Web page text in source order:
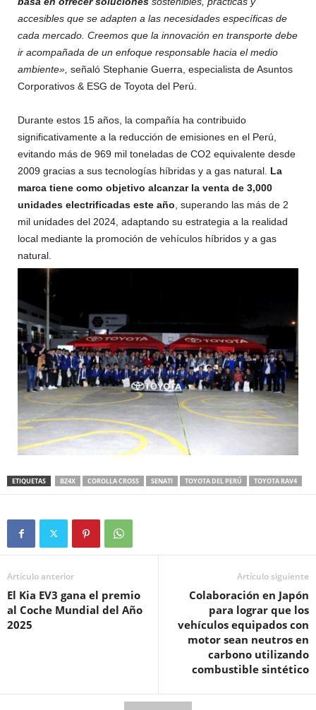
accesibles que se adapten a las necesidades específicas de
cada mercado. Creemos que la innovación en transporte debe
ir acompañada de un enfoque responsable hacia el medio
ambiente», señaló Stephanie Guerra, especialista de Asuntos
Corporativos & ESG de Toyota del Perú.
Durante estos 15 años, la compañía ha contribuido
significativamente a la reducción de emisiones en el Perú,
evitando más de 969 mil toneladas de CO2 equivalente desde
2009 gracias a sus tecnologías híbridas y a gas natural. La
marca tiene como objetivo alcanzar la venta de 3,000
unidades electrificadas este año , superando las más de 2
mil unidades del 2024, adaptando su estrategia a la realidad
local mediante la promoción de vehículos híbridos y a gas
natural.
ETIQUETAS BZ4X COROLLA CROSS SENATI TOYOTA DEL PERÚ TOYOTA RAV4
Artículo anterior
El Kia EV3 gana el premio
al Coche Mundial del Año
2025
Artículo siguiente
Colaboración en Japón
para lograr que los
vehículos equipados con
motor sean neutros en
carbono utilizando
combustible sintético